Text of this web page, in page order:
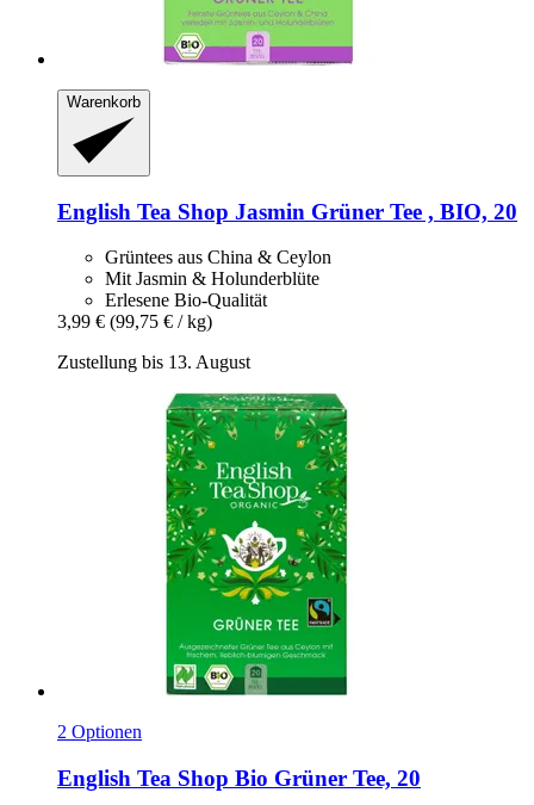
Warenkorb
English Tea Shop Jasmin Grüner Tee , BIO, 20
Grüntees aus China & Ceylon
Mit Jasmin & Holunderblüte
Erlesene Bio-Qualität
3,99 € (99,75 € / kg)
Zustellung bis 13. August
2 Optionen
English Tea Shop Bio Grüner Tee, 20